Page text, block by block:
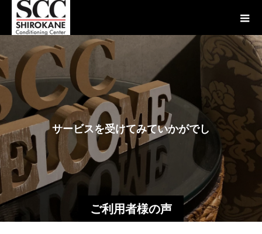
ご利用者様の声
サービスを受けてみていかがでした か ？